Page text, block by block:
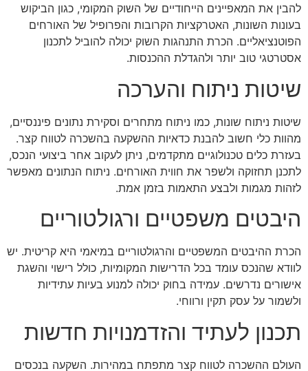
להבין את המאפיינים הייחודיים של השוק המקומי, כגון הביקוש
בעונות השונות, האטרקציות הקרובות והפרופיל של האורחים
הפוטנציאליים. הכרת התנהגות השוק יכולה להוביל לתכנון
אסטרטגי טוב יותר ולהגדלת ההכנסות.
שיטות ניתוח והערכה
שיטות ניתוח שונות, כמו ניתוח מתחרים וסקירת נתונים פיננסיים,
מהוות כלי חשוב להבנת כדאיות ההשקעה בהשכרה לטווח קצר.
בעזרת כלים טכנולוגיים מתקדמים, ניתן לעקוב אחר ביצועי הנכס,
לתכנן תחזוקה ולשפר את חווית האורחים. ניתוח הנתונים מאפשר
לזהות מגמות ולבצע התאמות בזמן אמת.
היבטים משפטיים ורגולטוריים
הכרת ההיבטים המשפטיים והרגולטוריים במיאמי היא קריטית. יש
לוודא שהנכס עומד בכל הדרישות המקומיות, כולל רישוי והשגת
אישורים נדרשים. עמידה בחוק יכולה למנוע בעיות עתידיות
ולשמור על עסק תקין ורווחי.
תכנון לעתיד והזדמנויות חדשות
העולם ההשכרה לטווח קצר מתפתח במהירות. השקעה בנכסים